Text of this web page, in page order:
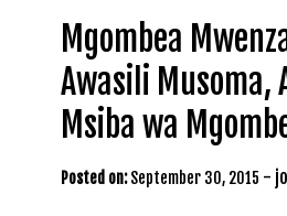
Mgombea
Awasili Musoma,
Msiba wa
Posted on: September 30, 2015 -